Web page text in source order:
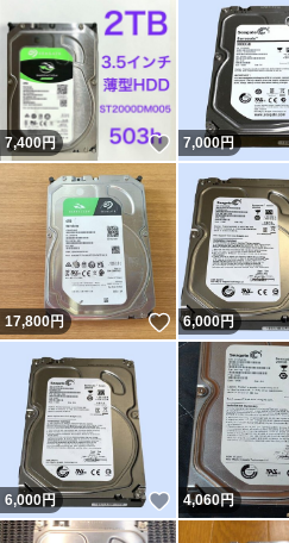
7,400円 いいね！
7,000円
17,800円 いいね！
6,000円
6,000円 いいね！
4,060円